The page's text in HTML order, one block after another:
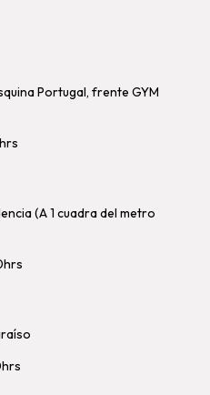
Portugal, frente GYM
(A 1 cuadra del metro